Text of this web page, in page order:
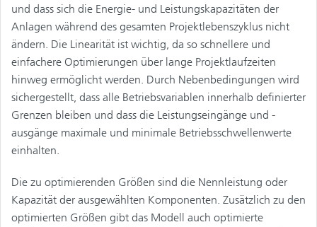
und dass sich die Energie- und Leistungskapazitäten der
Anlagen während des gesamten Projektlebenszyklus nicht
ändern. Die Linearität ist wichtig, da so schnellere und
einfachere Optimierungen über lange Projektlaufzeiten
hinweg ermöglicht werden. Durch Nebenbedingungen wird
sichergestellt, dass alle Betriebsvariablen innerhalb definierter
Grenzen bleiben und dass die Leistungseingänge und -
ausgänge maximale und minimale Betriebsschwellenwerte
einhalten.
Die zu optimierenden Größen sind die Nennleistung oder
Kapazität der ausgewählten Komponenten. Zusätzlich zu den
optimierten Größen gibt das Modell auch optimierte